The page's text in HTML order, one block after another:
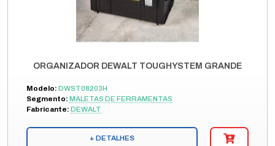
ORGANIZADOR DEWALT TOUGHYSTEM GRANDE
Modelo: DWST08203H
Segmento: MALETAS DE FERRAMENTAS
Fabricante: DEWALT
+ DETALHES